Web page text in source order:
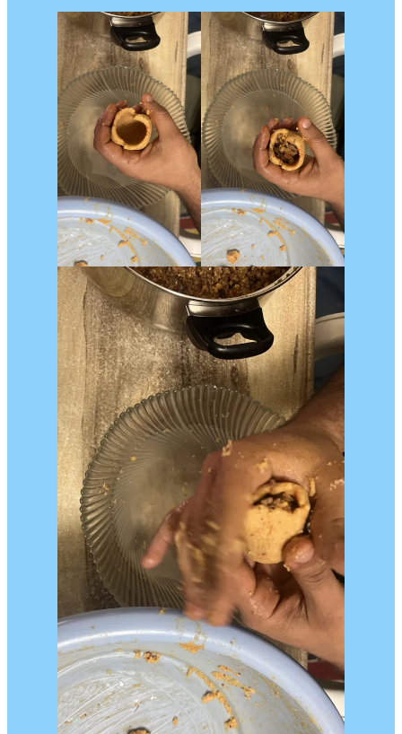
Tag en håndfuld af dej, lidt større end en valnød,
men mindre end et æg. Rul dem til kugler, og lav en
fordybning i midten med tommelfingeren eller
pegefingeren. Fyld dem med kødfyldet og luk dem
forsigtigt til.